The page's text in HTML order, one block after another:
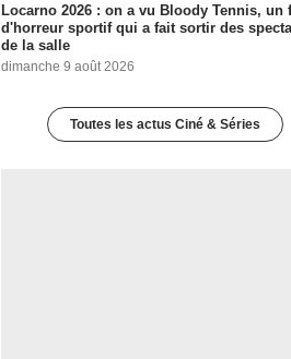
Locarno 2026 : on a vu Bloody Tennis, un
d'horreur sportif qui a fait sortir des
de la salle
dimanche 9 août 2026
Toutes les actus Ciné & Séries